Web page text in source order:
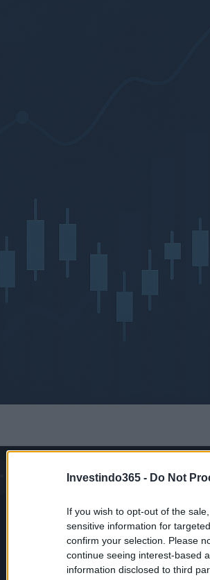
Investindo365 - Do Not
If you wish to opt-out of the
sensitive information for
confirm your selection. Please
continue seeing interest-based
information disclosed to third
1/4